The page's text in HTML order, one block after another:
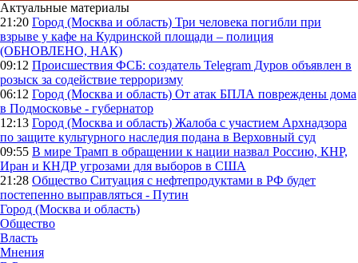
Актуальные материалы
21:20 Город (Москва и область) Три человека погибли при
взрыве у кафе на Кудринской площади – полиция
(ОБНОВЛЕНО, НАК)
09:12 Происшествия ФСБ: создатель Telegram Дуров объявлен в
розыск за содействие терроризму
06:12 Город (Москва и область) От атак БПЛА повреждены дома
в Подмосковье - губернатор
12:13 Город (Москва и область) Жалоба с участием Архнадзора
по защите культурного наследия подана в Верховный суд
09:55 В мире Трамп в обращении к нации назвал Россию, КНР,
Иран и КНДР угрозами для выборов в США
21:28 Общество Ситуация с нефтепродуктами в РФ будет
постепенно выправляться - Путин
Город (Москва и область)
Общество
Власть
Мнения